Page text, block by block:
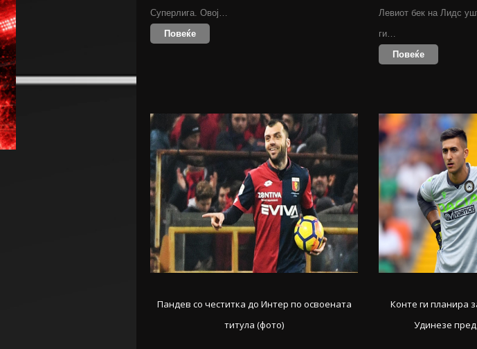
Суперлига. Овој…
Повеќе
Левиот бек на Лидс
ги…
Повеќе
Пандев со честитка до Интер по освоената
титула (фото)
Конте ги планира
Удинезе